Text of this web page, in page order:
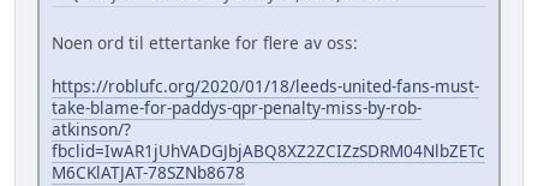
Noen ord til ettertanke for flere av oss:
https://roblufc.org/2020/01/18/leeds-united-fans-must-
take-blame-for-paddys-qpr-penalty-miss-by-rob-
atkinson/?
fbclid=IwAR1jUhVADGJbjABQ8XZ2ZCIZzSDRM04NlbZETc
M6CKlATJAT-78SZNb8678